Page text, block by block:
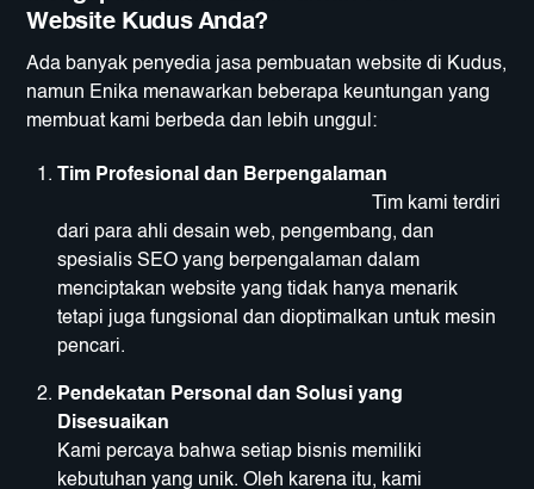
Website Kudus Anda?
Ada banyak penyedia jasa pembuatan website di Kudus,
namun Enika menawarkan beberapa keuntungan yang
membuat kami berbeda dan lebih unggul:
Tim Profesional dan Berpengalaman
Tim kami terdiri
dari para ahli desain web, pengembang, dan
spesialis SEO yang berpengalaman dalam
menciptakan website yang tidak hanya menarik
tetapi juga fungsional dan dioptimalkan untuk mesin
pencari.
Pendekatan Personal dan Solusi yang
Disesuaikan
Kami percaya bahwa setiap bisnis memiliki
kebutuhan yang unik. Oleh karena itu, kami